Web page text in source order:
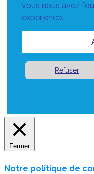
vous nous avez
expérience.
Refuser
Fermer
Notre politique de